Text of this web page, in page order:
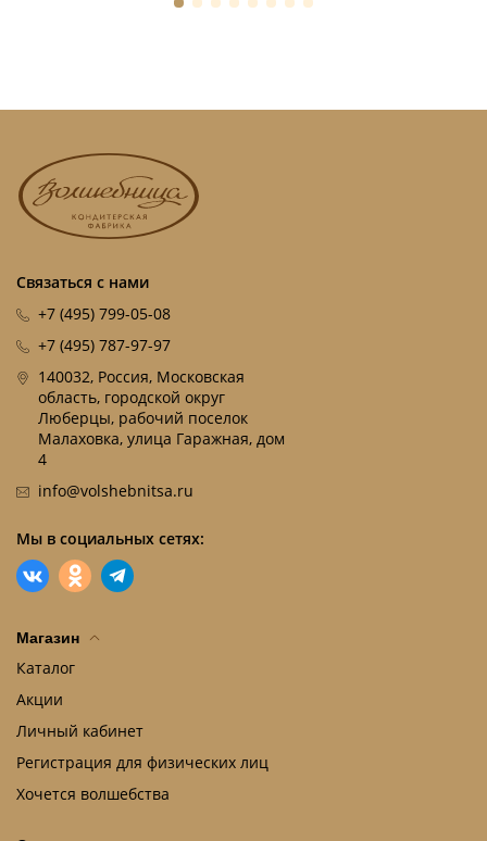
Связаться с нами
+7 (495) 799-05-08
+7 (495) 787-97-97
140032, Россия, Московская
область, городской округ
Люберцы, рабочий поселок
Малаховка, улица Гаражная, дом
4
info@volshebnitsa.ru
Мы в социальных сетях:
Магазин
Каталог
Акции
Личный кабинет
Регистрация для физических лиц
Хочется волшебства